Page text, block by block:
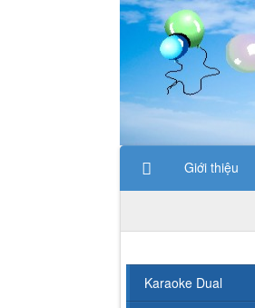
Giới thiệu
Karaoke Dual